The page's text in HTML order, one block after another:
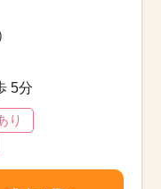
5分
り